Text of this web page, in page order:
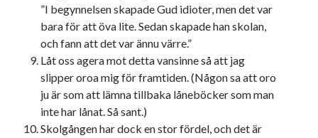
Meta
Logga in
Flöde för inlägg
Flöde för kommentarer
WordPress.org
”I begynnelsen skapade Gud idioter, men det var
bara för att öva lite. Sedan skapade han skolan,
och fann att det var ännu värre.”
Låt oss agera mot detta vansinne så att jag
slipper oroa mig för framtiden. (Någon sa att oro
ju är som att lämna tillbaka låneböcker som man
inte har lånat. Så sant.)
Skolgången har dock en stor fördel, och det är